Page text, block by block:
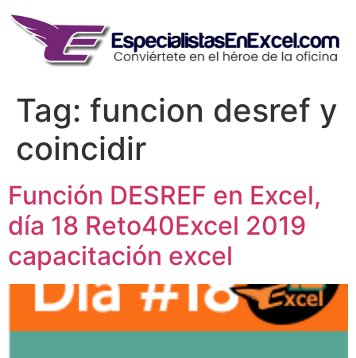
content
Tag: funcion desref y
coincidir
Función DESREF en Excel,
día 18 Reto40Excel 2019
capacitación excel